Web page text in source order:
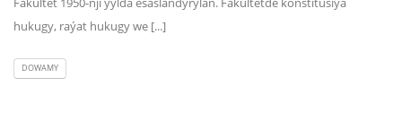
hukugy, raýat hukugy we [...]
DOWAMY